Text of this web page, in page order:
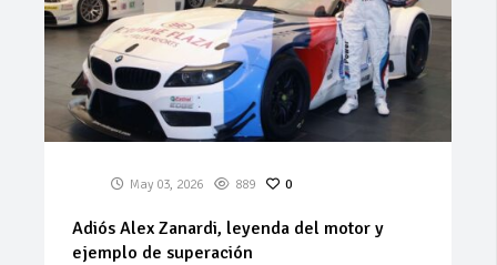
May 03, 2026 889 0
Adiós Alex Zanardi, leyenda del motor y
ejemplo de superación